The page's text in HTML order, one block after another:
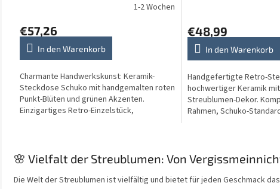
1-2 Wochen
€57,26
In den Warenkorb
Charmante Handwerkskunst: Keramik-
Steckdose Schuko mit handgemalten roten
Punkt-Blüten und grünen Akzenten.
Einzigartiges Retro-Einzelstück,
€48,99
In den Warenkorb
Handgefertigte Retro-
hochwertiger Keramik
Streublumen-Dekor.
Rahmen, Schuko-
e
e
🌸 Vielfalt der Streublumen: Von
Die Welt der Streublumen ist vielfältig und bietet für jeden Geschmack